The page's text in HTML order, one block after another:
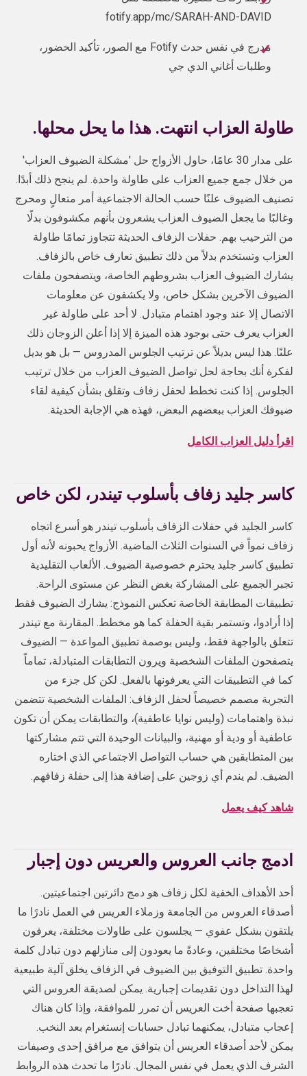
fotify.app/mc/SARAH-AND-DAVID
مدرج في نفس حدث Fotify مع الصور، تأكيد الحضور،
وطلبات أغاني الدي جي
طاولة العزاب انتهت. هذا ما يحل محلها.
على مدار 30 عامًا، حاول الأزواج حل 'مشكلة الضيوف العزاب'
من خلال جمع جميع العزاب على طاولة واحدة. لم ينجح ذلك أبدًا.
تصنيف الضيوف علنًا حسب الحالة الاجتماعية أمر متعالٍ ومحرج
وغالبًا ما يجعل الضيوف العزاب يشعرون بأنهم مكشوفون بدلًا
من الترحيب بهم. حفلات الزفاف الحديثة تتجاوز تمامًا طاولة
العزاب وتستخدم بدلاً من ذلك تطبيق تعارف خاص بالزفاف.
يشارك الضيوف العزاب بشروطهم الخاصة، ويتصفحون ملفات
الضيوف الآخرين بشكل خاص، ولا يكشفون عن معلومات
الاتصال إلا عند وجود اهتمام متبادل. لا أحد على طاولة غير
العزاب يعرف حتى بوجود هذه الميزة إلا إذا أعلن الزوجان ذلك
علنًا. هذا ليس بديلاً عن ترتيب الجلوس المدروس — بل هو بديل
لفكرة أنك بحاجة لحل تواصل الضيوف العزاب من خلال ترتيب
الجلوس. إذا كنت تخطط لحفل زفاف وتقلق بشأن كيفية لقاء
ضيوفك العزاب ببعضهم البعض، فهذه هي الإجابة الحديثة.
اقرأ دليل العزاب الكامل
كاسر جليد زفاف بأسلوب تيندر، لكن خاص
كاسر الجليد في حفلات الزفاف بأسلوب تيندر هو أسرع اتجاه
زفاف نمواً في السنوات الثلاث الماضية. الأزواج يحبونه لأنه أول
تطبيق كاسر جليد يحترم خصوصية الضيوف. الألعاب التقليدية
تجبر الجميع على المشاركة بغض النظر عن مستوى الراحة.
تطبيقات المطابقة الخاصة تعكس النموذج: يشارك الضيوف فقط
إذا أرادوا، وتستمر بقية الحفلة كما هو مخطط. المقارنة مع تيندر
تتعلق بالواجهة فقط، وليس بوصمة تطبيق المواعدة — الضيوف
يتصفحون الملفات الشخصية ويرون التطابقات المتبادلة، تماماً
كما في التطبيقات التي يعرفونها بالفعل. لكن كل جزء من
التجربة مصمم خصيصاً لحفل الزفاف: الملفات الشخصية تتضمن
نبذة واهتمامات (وليس نوايا عاطفية)، والتطابقات يمكن أن تكون
عاطفية أو ودية أو مهنية، والبيانات الوحيدة التي تتم مشاركتها
بين المتطابقين هي حساب التواصل الاجتماعي الذي اختاره
الضيف. لم يندم أي زوجين على إضافة هذا إلى حفلة زفافهم.
شاهد كيف يعمل
ادمج جانب العروس والعريس دون إجبار
أحد الأهداف الخفية لكل زفاف هو دمج دائرتين اجتماعيتين.
أصدقاء العروس من الجامعة وزملاء العريس في العمل نادرًا ما
يلتقون بشكل عفوي — يجلسون على طاولات مختلفة، يعرفون
أشخاصًا مختلفين، وعادةً ما يعودون إلى منازلهم دون تبادل كلمة
واحدة. تطبيق التوفيق بين الضيوف في الزفاف يخلق آلية طبيعية
لهذا التداخل دون تقديمات إجبارية. يمكن لصديقة العروس التي
تعجبها صفحة أخت العريس أن تمرر للموافقة، وإذا كان هناك
إعجاب متبادل، يمكنهما تبادل حسابات إنستغرام بعد النخب.
يمكن لأحد أصدقاء العريس أن يتوافق مع مرافق إحدى وصيفات
الشرف الذي يعمل في نفس المجال. نادرًا ما تحدث هذه الروابط